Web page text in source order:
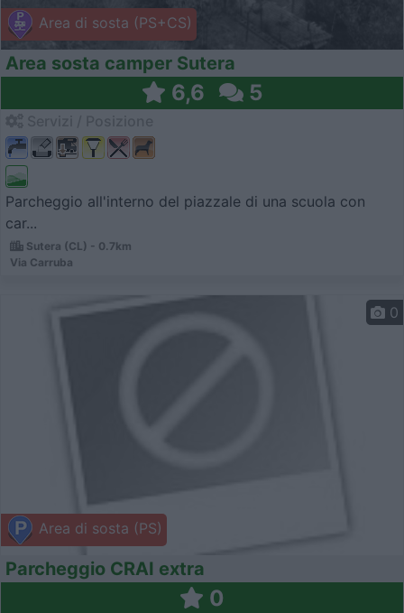
Area di sosta (PS+CS)
Area sosta camper Sutera
6,6 5
Parcheggio all'interno del piazzale di una scuola con
car...
Sutera (CL) - 0.7km
Via Carruba
Area di sosta (PS)
0
Parcheggio CRAI extra
0